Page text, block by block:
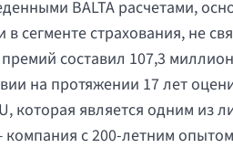
BALTA расчетами,
сегменте страхования, не
составил 107,3
на протяжении 17 лет
которая является одним
с 200-летним